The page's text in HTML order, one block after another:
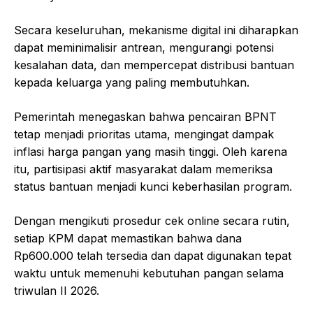
Secara keseluruhan, mekanisme digital ini diharapkan
dapat meminimalisir antrean, mengurangi potensi
kesalahan data, dan mempercepat distribusi bantuan
kepada keluarga yang paling membutuhkan.
Pemerintah menegaskan bahwa pencairan BPNT
tetap menjadi prioritas utama, mengingat dampak
inflasi harga pangan yang masih tinggi. Oleh karena
itu, partisipasi aktif masyarakat dalam memeriksa
status bantuan menjadi kunci keberhasilan program.
Dengan mengikuti prosedur cek online secara rutin,
setiap KPM dapat memastikan bahwa dana
Rp600.000 telah tersedia dan dapat digunakan tepat
waktu untuk memenuhi kebutuhan pangan selama
triwulan II 2026.